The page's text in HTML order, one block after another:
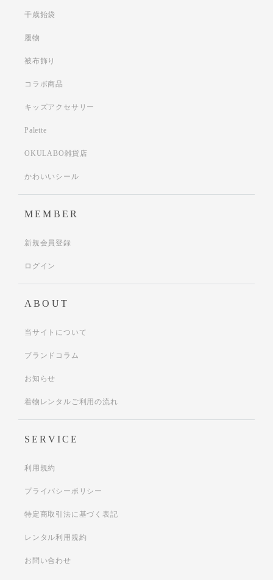
千歳飴袋
履物
被布飾り
コラボ商品
キッズアクセサリー
Palette
OKULABO雑貨店
かわいいシール
MEMBER
新規会員登録
ログイン
ABOUT
当サイトについて
ブランドコラム
お知らせ
着物レンタルご利用の流れ
SERVICE
利用規約
プライバシーポリシー
特定商取引法に基づく表記
レンタル利用規約
お問い合わせ